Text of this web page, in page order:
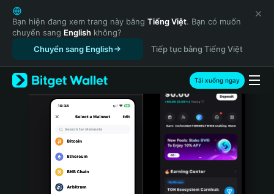
English
日本語
Tiếng Việt
Русский
Español (Latinoamérica)
Türkçe
Italiano
Português (Portugal)
Bahasa Indonesia
Bạn hiện đang xem trang này bằng Tiếng Việt. Bạn có muốn
chuyển sang English không?
Chuyển sang English
Tiếp tục bằng Tiếng Việt
Tải xuống ngay